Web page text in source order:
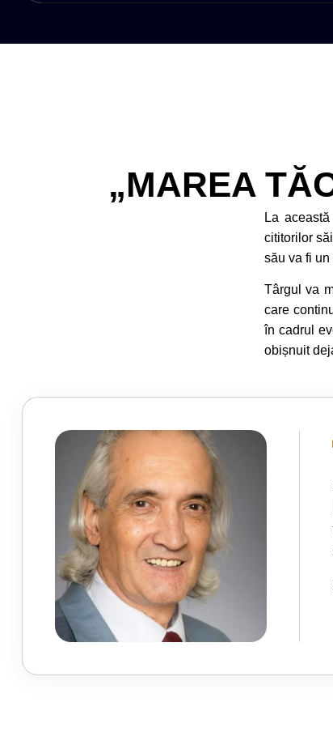
„MAREA
La
cititorilor
său va fi
Târgul va
care
în cadrul
obișnuit